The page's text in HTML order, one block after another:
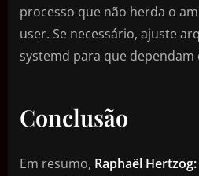
processo que não herda o
user. Se necessário, ajuste
systemd para que
Conclusão
Em resumo, Raphaël